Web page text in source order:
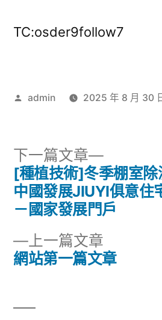
TC:osder9follow7
作
admin 2025 年 8 月 30
文
章
導
覽
上一篇文章
一
網站第一篇文章
下一篇文章
下
一
篇
文
[種植技術]冬季棚室除
中國發展JIUYI俱意住
－國家發展門戶